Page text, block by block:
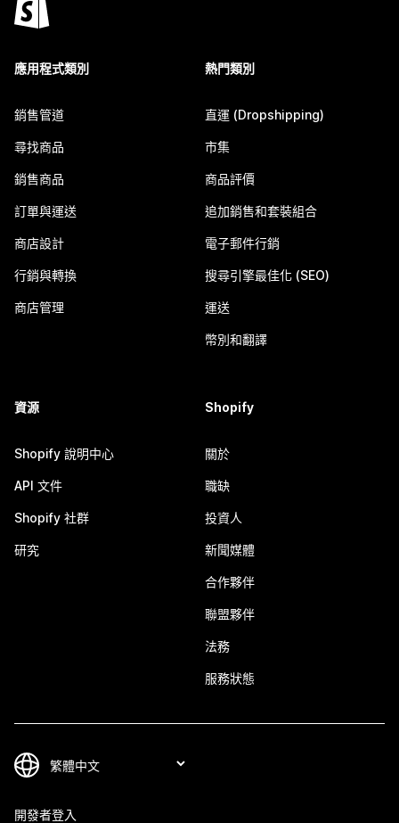
應用程式類別
銷售管道
尋找商品
銷售商品
訂單與運送
商店設計
行銷與轉換
商店管理
熱門類別
直運 (Dropshipping)
市集
商品評價
追加銷售和套裝組合
電子郵件行銷
搜尋引擎最佳化 (SEO)
運送
幣別和翻譯
資源
Shopify 說明中心
API 文件
Shopify 社群
研究
Shopify
關於
職缺
投資人
新聞媒體
合作夥伴
聯盟夥伴
法務
服務狀態
開發者登入